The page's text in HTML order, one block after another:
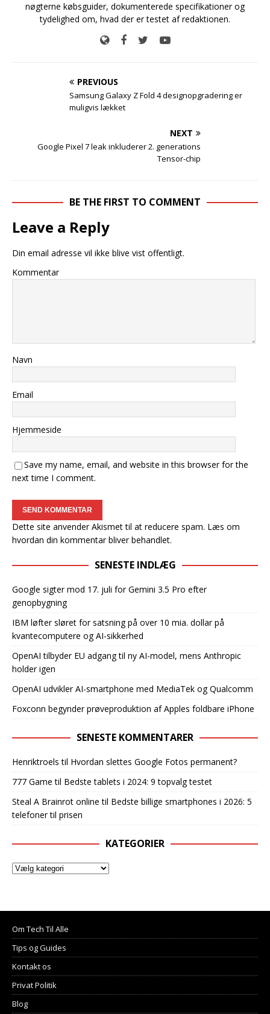
nøgterne købsguider, dokumenterede specifikationer og
tydelighed om, hvad der er testet af redaktionen.
PREVIOUS
Samsung Galaxy Z Fold 4 designopgradering er
muligvis lækket
NEXT
Google Pixel 7 leak inkluderer 2. generations
Tensor-chip
BE THE FIRST TO COMMENT
Leave a Reply
Din email adresse vil ikke blive vist offentligt.
Kommentar
Navn
Email
Hjemmeside
Save my name, email, and website in this browser for the
next time I comment.
Dette site anvender Akismet til at reducere spam. Læs om
hvordan din kommentar bliver behandlet.
SENESTE INDLÆG
Google sigter mod 17. juli for Gemini 3.5 Pro efter
genopbygning
IBM løfter sløret for satsning på over 10 mia. dollar på
kvantecomputere og AI-sikkerhed
OpenAI tilbyder EU adgang til ny AI-model, mens Anthropic
holder igen
OpenAI udvikler AI-smartphone med MediaTek og Qualcomm
Foxconn begynder prøveproduktion af Apples foldbare iPhone
SENESTE KOMMENTARER
Henriktroels til Hvordan slettes Google Fotos permanent?
777 Game til Bedste tablets i 2024: 9 topvalg testet
Steal A Brainrot online til Bedste billige smartphones i 2026: 5
telefoner til prisen
KATEGORIER
Om Tech Til Alle
Tips og Guides
Kontakt os
Privat Politik
Blog